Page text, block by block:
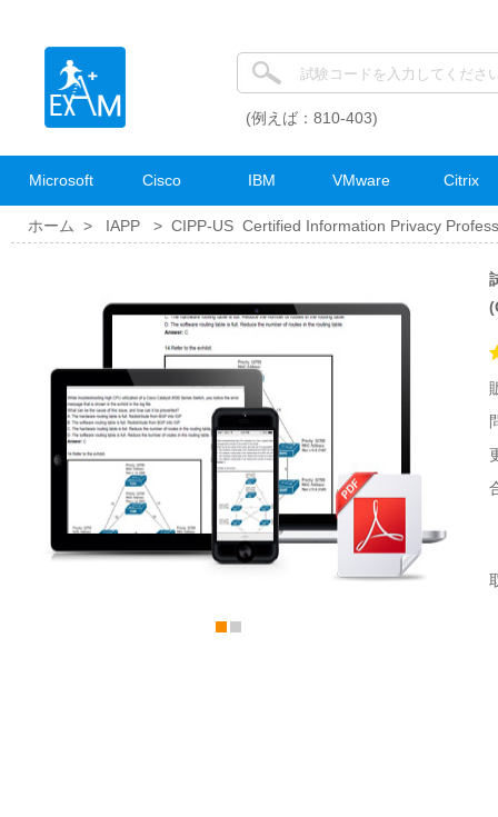
(例えば：810-403)
Microsoft Cisco IBM VMware Citrix
ホーム > IAPP > CIPP-US Certified Information Privacy